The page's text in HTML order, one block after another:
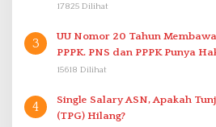
17825 Dilihat
3
UU Nomor 20 Tahun
PPPK. PNS dan PPPK Punya
15618 Dilihat
4
Single Salary ASN, Apakah
(TPG) Hilang?